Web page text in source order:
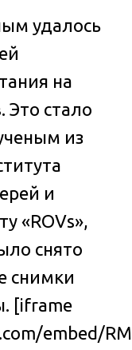
удалось
на
Это стало
из
и
«ROVs»,
снято
снимки
[iframe
embed/